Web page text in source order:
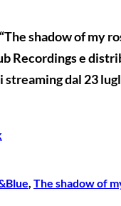
shadow of my
Recordings e
dal 23
, The shadow of